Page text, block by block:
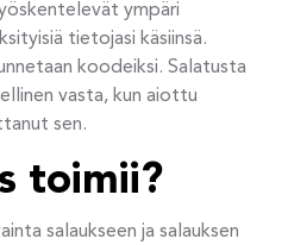
ympäri
tietojasi käsiinsä.
koodeiksi. Salatusta
vasta, kun aiottu
sen.
toimii?
salaukseen ja salauksen